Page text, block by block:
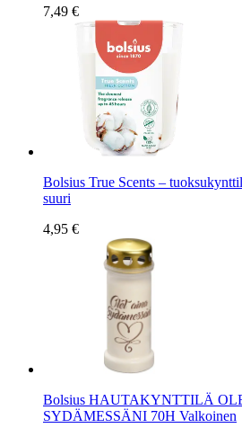
7,49 €
Bolsius True Scents –
suuri
4,95 €
Bolsius HAUTAKYNTTILÄ
SYDÄMESSÄNI 70H Valkoinen